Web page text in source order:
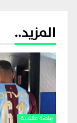
المزيد..
رياضة عالمية